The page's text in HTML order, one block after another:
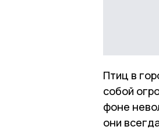
Птиц в
собой
фоне
они